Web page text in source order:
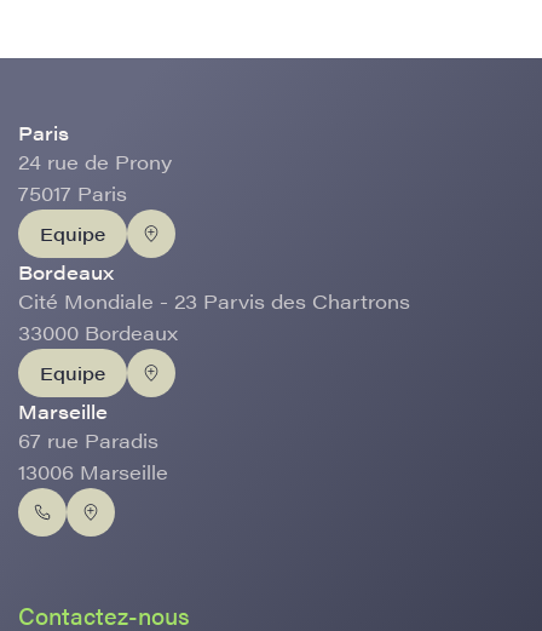
Paris
24 rue de Prony
75017 Paris
Equipe
Bordeaux
Cité Mondiale - 23 Parvis des Chartrons
33000 Bordeaux
Equipe
Marseille
67 rue Paradis
13006 Marseille
Contactez-nous